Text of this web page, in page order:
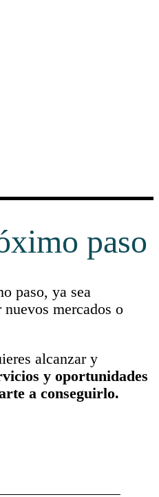
paso
paso, ya sea
mercados o
alcanzar y
y oportunidades
a conseguirlo.